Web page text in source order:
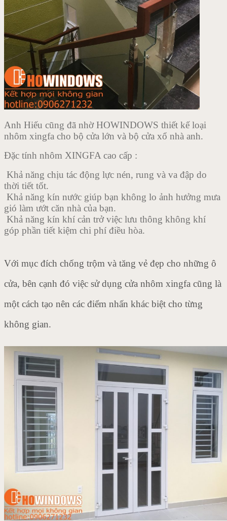
Anh Hiếu cũng đã nhờ HOWINDOWS thiết kế loại
nhôm xingfa cho bộ cửa lớn và bộ cửa xổ nhà anh.
Đặc tính nhôm XINGFA cao cấp :
Khả năng chịu tác động lực nén, rung và va đập do
thời tiết tốt.
Khả năng kín nước giúp bạn không lo ảnh hưởng mưa
gió làm ướt căn nhà của bạn.
Khả năng kín khí cản trở việc lưu thông không khí
góp phần tiết kiệm chi phí điều hòa.
Với mục đích chống trộm và tăng vẻ đẹp cho những ô
cửa, bên cạnh đó việc sử dụng cửa nhôm xingfa cũng là
một cách tạo nên các điểm nhấn khác biệt cho từng
không gian.